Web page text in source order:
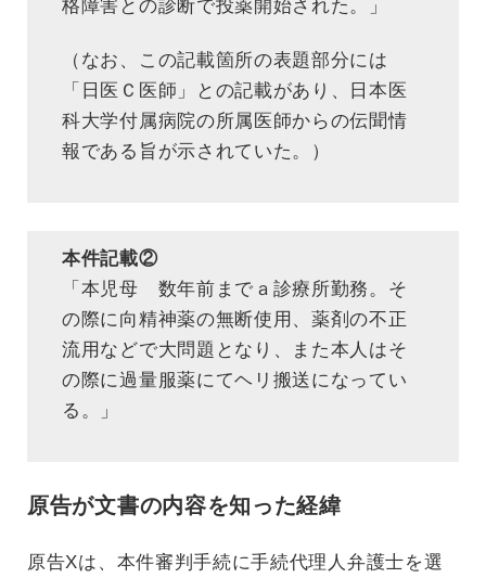
格障害との診断で投薬開始された。」
（なお、この記載箇所の表題部分には
「日医Ｃ医師」との記載があり、日本医
科大学付属病院の所属医師からの伝聞情
報である旨が示されていた。）
本件記載②
「本児母 数年前までａ診療所勤務。そ
の際に向精神薬の無断使用、薬剤の不正
流用などで大問題となり、また本人はそ
の際に過量服薬にてヘリ搬送になってい
る。」
原告が文書の内容を知った経緯
原告Xは、本件審判手続に手続代理人弁護士を選